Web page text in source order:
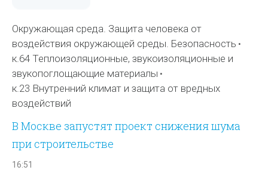
Окружающая среда. Защита человека от
воздействия окружающей среды. Безопасность
к.64 Теплоизоляционные, звукоизоляционные и
звукопоглощающие материалы
к.23 Внутренний климат и защита от вредных
воздействий
В Москве запустят проект снижения шума
при строительстве
16:51